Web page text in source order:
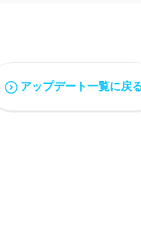
アップデート一覧に戻